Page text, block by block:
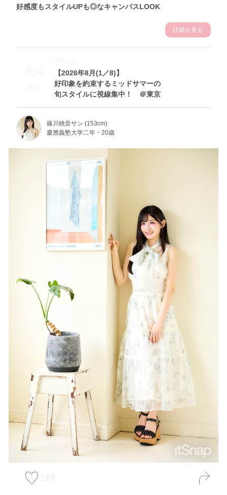
好感度もスタイルUPも◎なキャンパスLOOK
詳細を見る
8.4
Tue
【2026年8月(1／8)】
好印象を約束するミッドサマーの
旬スタイルに視線集中！ ＠東京
Theme
篠川桃音サン (153cm)
慶應義塾大学二年・20歳
149